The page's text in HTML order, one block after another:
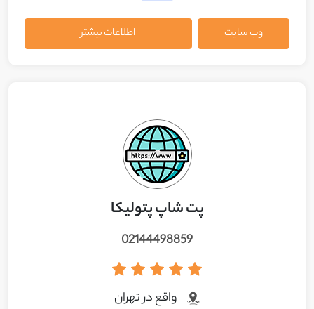
وب سایت اطلاعات بیشتر
پت شاپ پتولیکا
02144498859
واقع در تهران